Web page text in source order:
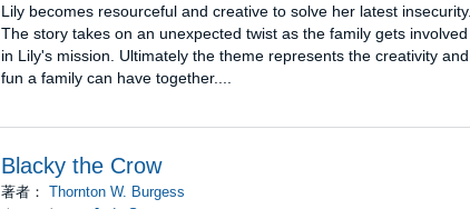
Lily becomes resourceful and creative to solve her latest insecurity.
The story takes on an unexpected twist as the family gets involved
in Lily's mission. Ultimately the theme represents the creativity and
fun a family can have together....
Blacky the Crow
著者： Thornton W. Burgess